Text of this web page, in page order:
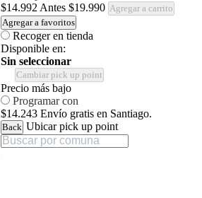
$14.992 Antes $19.990 Agregar a carrito
Agregar a favoritos
Recoger en tienda
Disponible en:
Sin seleccionar
Cambiar pick up point
Precio más bajo
Programar con
$14.243 Envío gratis en Santiago.
Back Ubicar pick up point